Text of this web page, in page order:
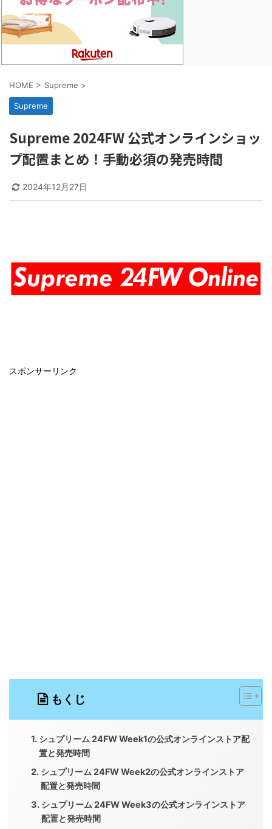
HOME > Supreme >
Supreme
Supreme 2024FW 公式オンラインショッ
プ配置まとめ！手動必須の発売時間
2024年12月27日
スポンサーリンク
もくじ
シュプリーム 24FW Week1の公式オンラインストア配
置と発売時間
シュプリーム 24FW Week2の公式オンラインストア
配置と発売時間
シュプリーム 24FW Week3の公式オンラインストア
配置と発売時間